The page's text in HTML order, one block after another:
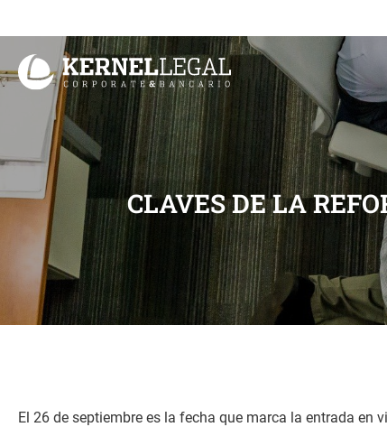
al
contenido
CLAVES DE LA
El 26 de septiembre es la fecha que marca la entrada en